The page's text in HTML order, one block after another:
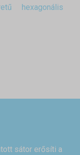
hexagonális
sátor erősíti a